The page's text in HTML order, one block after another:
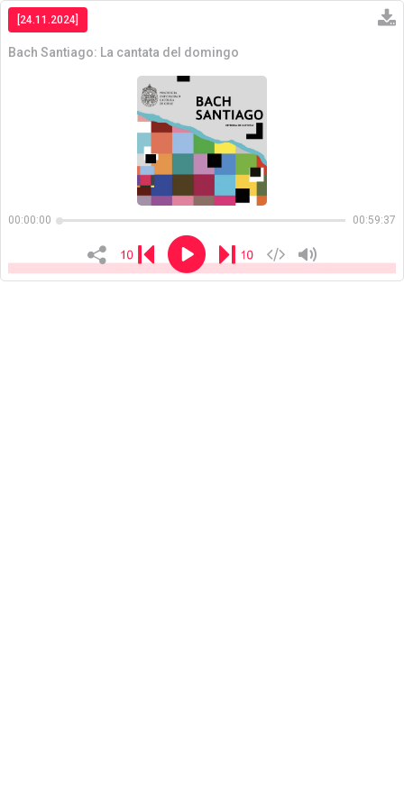
[24.11.2024]
Bach Santiago: La cantata del domingo
00:00:00 00:59:37